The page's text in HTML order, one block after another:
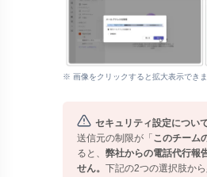
※ 画像をクリックすると拡大表示でき
セキュリティ設定につい
送信元の制限が「 このチーム
ると、 弊社からの電話代行報
せん。 下記の2つの選択肢か